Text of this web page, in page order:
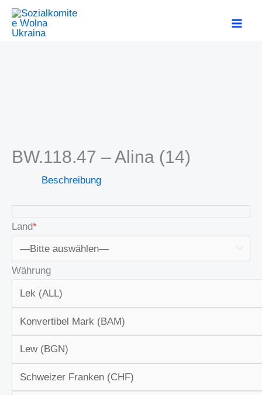
Zum
Inhalt
BW.118.47 – Alina (14)
Beschreibung
Land*
Währung